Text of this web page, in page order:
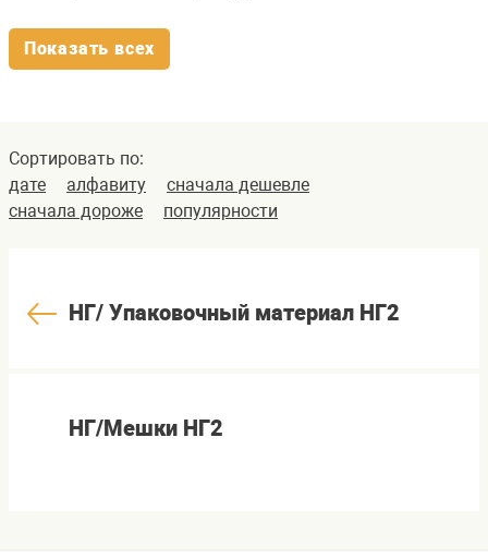
Показать всех
Сортировать по:
дате
алфавиту
сначала дешевле
сначала дороже
популярности
НГ/ Упаковочный материал НГ2
НГ/Мешки НГ2